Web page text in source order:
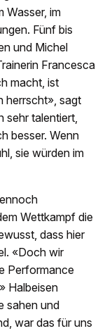
Wasser, im
Fünf bis
und Michel
Francesca
macht, ist
herrscht», sagt
sehr talentiert,
besser. Wenn
sie würden im
Wettkampf die
dass hier
«Doch wir
Performance
Halbeisen
sahen und
war das für uns